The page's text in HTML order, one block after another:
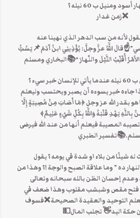
أسود ومنيل ب 60 نيله ؟
❌زمن غدار
لأنه من سب الدهر الذي نهينا عنه
اللَّهُ عزَّ وجلَّ: يُؤْذِينِي ابنُ آدَمَ📌يَسُبُّ
أُقَلِّبُ اللَّيْلَ والنَّهارَ “📚البخاري ومسلم
سيء ؟
جاءه خبر يسوءه أن يصبر ويحتسب وليعلم
بقدر الله عز وجل ﴿مَا أَصَابَ مِنْ مُصِيبَةٍ إِلَّا
بِاللَّهِ يَهْدِ قَلْبَهُ وَاللَّهُ بِكُلِّ شَيْءٍ عَلِيمٌ﴾
المصيبة فيعلم أنها من عند الله فيرضى
الطبري
شيئًا من بلاء او شدة في يومه ؟ يقول
ده ” وما علاقة الصبح والوجة !؟ وهذا من
وعدم إحسان الظن بالله سبحانه وتعالى
فتح مقص وشبشب مقلوب وهذا ضعف في
التوحيد والعقيدة الصحيحة ❌فسوف
حكة اليد👋 تجلب المال💵